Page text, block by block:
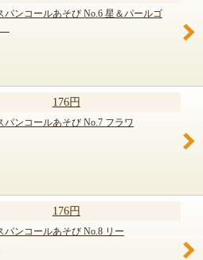
パンコールあそび No.6 星＆パールゴ
176円
パンコールあそび No.7 フラワ
176円
パンコールあそび No.8 リー